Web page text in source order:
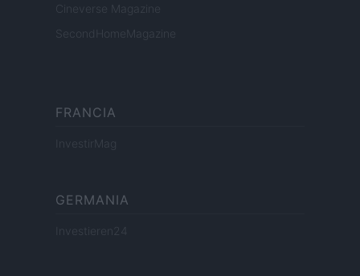
Cineverse Magazine
SecondHomeMagazine
FRANCIA
InvestirMag
GERMANIA
Investieren24